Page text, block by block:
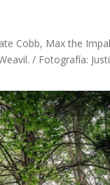
Cobb, Max the
/ Fotografía: